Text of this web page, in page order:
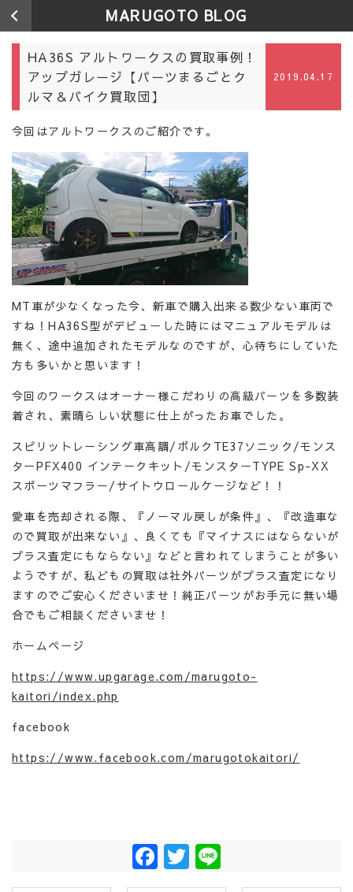
MARUGOTO BLOG
HA36S アルトワークスの買取事例！
アップガレージ【パーツまるごとク
ルマ＆バイク買取団】
2019.04.17
今回はアルトワークスのご紹介です。
MT車が少なくなった今、新車で購入出来る数少ない車両で
すね！HA36S型がデビューした時にはマニュアルモデルは
無く、途中追加されたモデルなのですが、心待ちにしていた
方も多いかと思います！
今回のワークスはオーナー様こだわりの高級パーツを多数装
着され、素晴らしい状態に仕上がったお車でした。
スピリットレーシング車高調/ボルクTE37ソニック/モンス
ターPFX400 インテークキット/モンスターTYPE Sp-XX
スポーツマフラー/サイトウロールケージなど！！
愛車を売却される際、『ノーマル戻しが条件』、『改造車な
ので買取が出来ない』、良くても『マイナスにはならないが
プラス査定にもならない』などと言われてしまうことが多い
ようですが、私どもの買取は社外パーツがプラス査定になり
ますのでご安心くださいませ！純正パーツがお手元に無い場
合でもご相談くださいませ！
ホームページ
https://www.upgarage.com/marugoto-
kaitori/index.php
facebook
https://www.facebook.com/marugotokaitori/
Facebook
Twitter